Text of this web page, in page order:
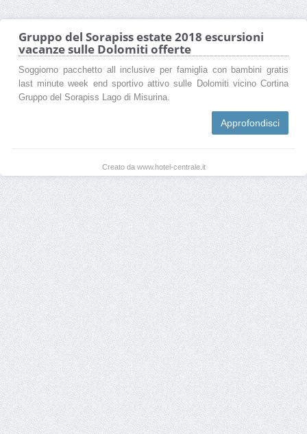
Gruppo del Sorapiss estate 2018 escursioni
vacanze sulle Dolomiti offerte
Soggiorno pacchetto all inclusive per famiglia con bambini gratis
last minute week end sportivo attivo sulle Dolomiti vicino Cortina
Gruppo del Sorapiss Lago di Misurina.
Approfondisci
Creato da www.hotel-centrale.it